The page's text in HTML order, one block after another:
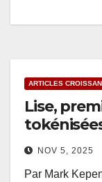
ARTICLES
Lise,
NOV 5, 2025
Par Mark